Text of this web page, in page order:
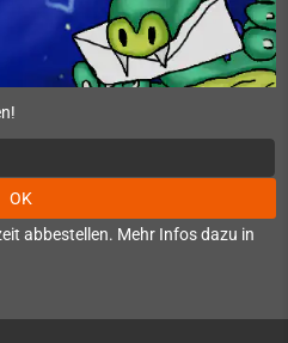
OK
abbestellen. Mehr Infos dazu in